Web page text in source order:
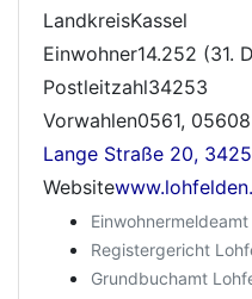
LandkreisKassel
Einwohner14.252 (31.
Postleitzahl34253
Vorwahlen0561, 05608
Lange Straße 20,
Website
Registergericht
Grundbuchamt